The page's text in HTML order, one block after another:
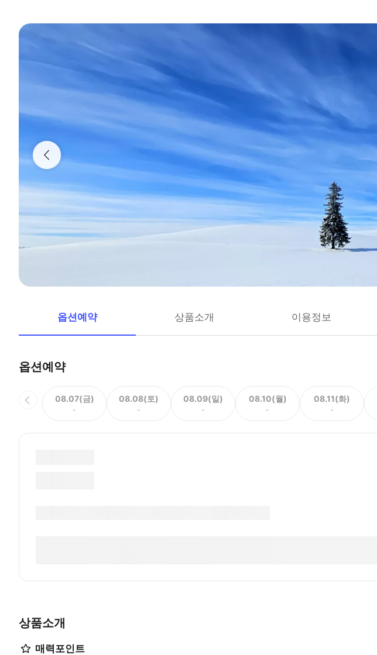
옵션예약 상품소개 이용정보
옵션예약
08.07(금)
-
08.08(토)
-
08.09(일)
-
08.10(월)
-
08.11(화)
-
상품소개
매력포인트